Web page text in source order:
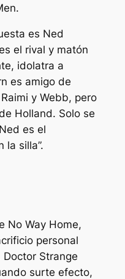
es Ned
el rival y matón
idolatra a
es amigo de
y Webb, pero
Holland. Solo se
es el
la silla”.
No Way Home,
personal
Strange
surte efecto,